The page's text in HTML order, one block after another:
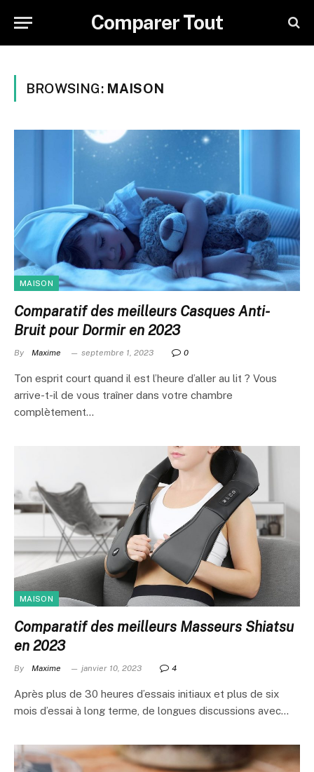
Comparer Tout
BROWSING: MAISON
MAISON
Comparatif des meilleurs Casques Anti-
Bruit pour Dormir en 2023
By Maxime septembre 1, 2023 0
Ton esprit court quand il est l’heure d’aller au lit ? Vous
arrive-t-il de vous traîner dans votre chambre
complètement…
MAISON
Comparatif des meilleurs Masseurs Shiatsu
en 2023
By Maxime janvier 10, 2023 4
Après plus de 30 heures d’essais initiaux et plus de six
mois d’essai à long terme, de longues discussions avec…